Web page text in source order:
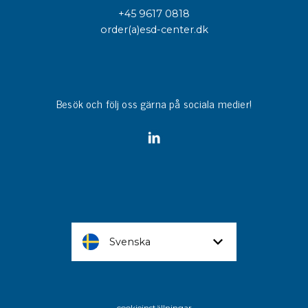
+45 9617 0818
order(a)esd-center.dk
Besök och följ oss gärna på sociala medier!
Svenska